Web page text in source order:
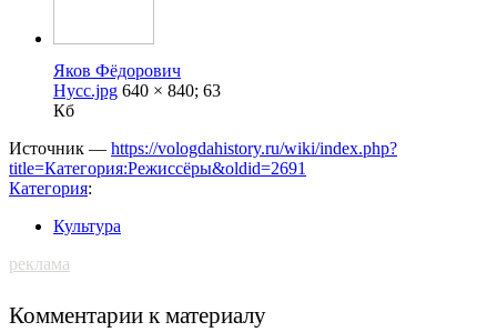
Яков Фёдорович
Нусс.jpg 640 × 840; 63
Кб
Источник — https://vologdahistory.ru/wiki/index.php?
title=Категория:Режиссёры&oldid=2691
Категория:
Культура
реклама
Комментарии к материалу